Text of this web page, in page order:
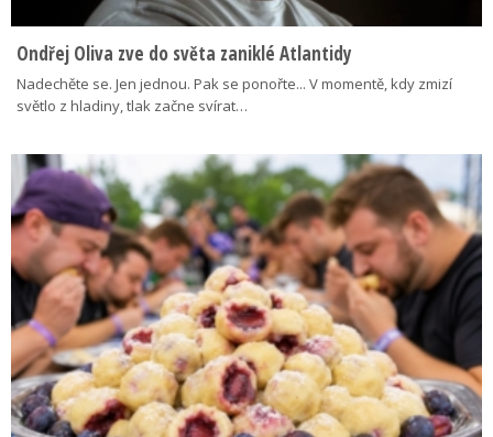
Ondřej Oliva zve do světa zaniklé Atlantidy
Nadechěte se. Jen jednou. Pak se ponořte... V momentě, kdy zmizí
světlo z hladiny, tlak začne svírat…